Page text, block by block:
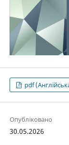
pdf
Опубліковано
30.05.2026